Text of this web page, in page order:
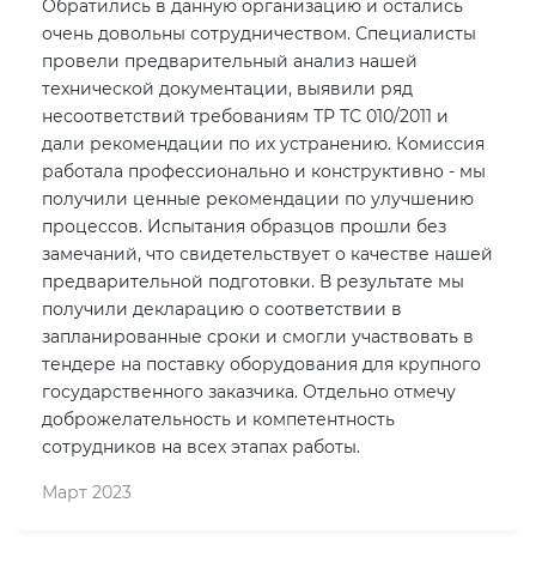
Обратились в данную организацию и остались
очень довольны сотрудничеством. Специалисты
провели предварительный анализ нашей
технической документации, выявили ряд
несоответствий требованиям ТР ТС 010/2011 и
дали рекомендации по их устранению. Комиссия
работала профессионально и конструктивно - мы
получили ценные рекомендации по улучшению
процессов. Испытания образцов прошли без
замечаний, что свидетельствует о качестве нашей
предварительной подготовки. В результате мы
получили декларацию о соответствии в
запланированные сроки и смогли участвовать в
тендере на поставку оборудования для крупного
государственного заказчика. Отдельно отмечу
доброжелательность и компетентность
сотрудников на всех этапах работы.
Март 2023